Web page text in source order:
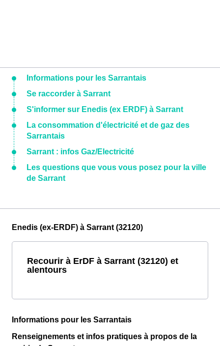
Informations pour les Sarrantais
Se raccorder à Sarrant
S'informer sur Enedis (ex ERDF) à Sarrant
La consommation d'électricité et de gaz des
Sarrantais
Sarrant : infos Gaz/Electricité
Les questions que vous vous posez pour la ville
de Sarrant
Enedis (ex-ERDF) à Sarrant (32120)
Recourir à ErDF à Sarrant (32120) et
alentours
Informations pour les Sarrantais
Renseignements et infos pratiques à propos de la